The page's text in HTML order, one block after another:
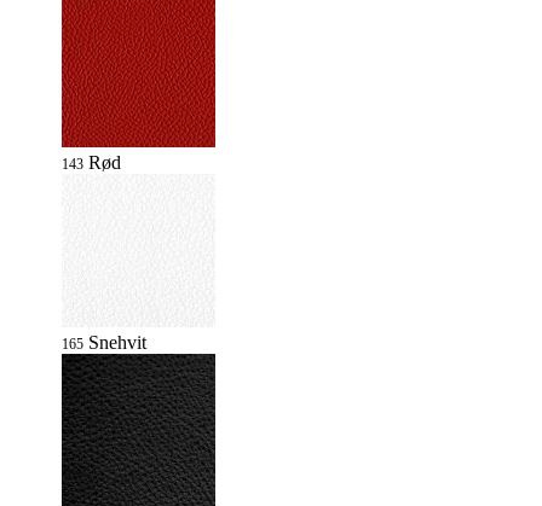
143 Rød
165 Snehvit